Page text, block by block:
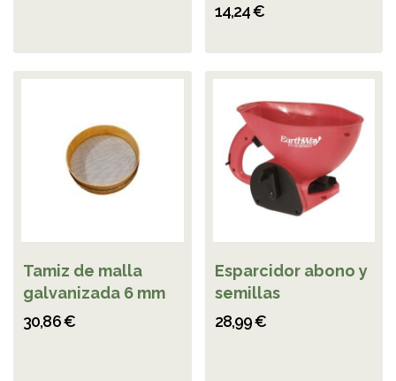
14,24 €
Tamiz de malla
galvanizada 6 mm
30,86 €
Esparcidor abono y
semillas
28,99 €